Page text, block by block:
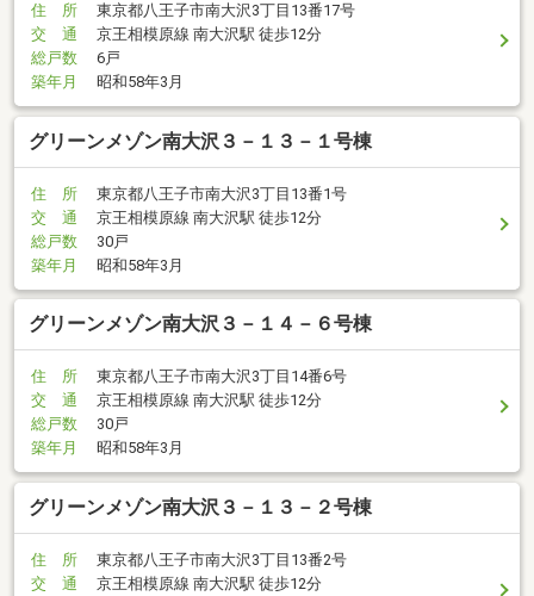
住 所
東京都八王子市南大沢3丁目13番17号
交 通
京王相模原線 南大沢駅 徒歩12分
総戸数
6戸
築年月
昭和58年3月
グリーンメゾン南大沢３－１３－１号棟
住 所
東京都八王子市南大沢3丁目13番1号
交 通
京王相模原線 南大沢駅 徒歩12分
総戸数
30戸
築年月
昭和58年3月
グリーンメゾン南大沢３－１４－６号棟
住 所
東京都八王子市南大沢3丁目14番6号
交 通
京王相模原線 南大沢駅 徒歩12分
総戸数
30戸
築年月
昭和58年3月
グリーンメゾン南大沢３－１３－２号棟
住 所
東京都八王子市南大沢3丁目13番2号
交 通
京王相模原線 南大沢駅 徒歩12分